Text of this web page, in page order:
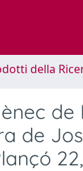
della
de